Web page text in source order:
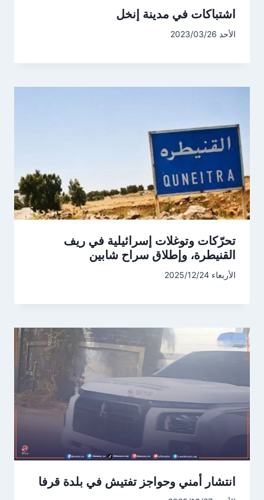
اشتباكات في مدينة إنخل
الأحد 2023/03/26
تحرّكات وتوغلات إسرائيلية في ريف
القنيطرة، وإطلاق سراح شابين
الأربعاء 2025/12/24
انتشار أمني وحواجز تفتيش في بلدة قرفا